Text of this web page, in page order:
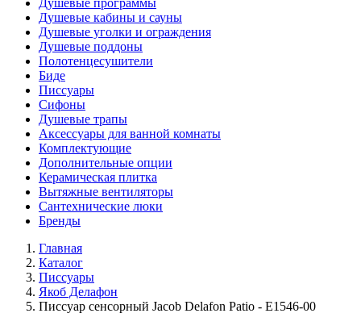
Душевые программы
Душевые кабины и сауны
Душевые уголки и ограждения
Душевые поддоны
Полотенцесушители
Биде
Писсуары
Сифоны
Душевые трапы
Аксессуары для ванной комнаты
Комплектующие
Дополнительные опции
Керамическая плитка
Вытяжные вентиляторы
Сантехнические люки
Бренды
Главная
Каталог
Писсуары
Якоб Делафон
Писсуар сенсорный Jacob Delafon Patio - E1546-00